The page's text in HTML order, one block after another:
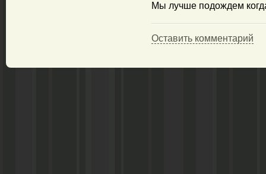
Мы лучше подождем
Оставить комментарий